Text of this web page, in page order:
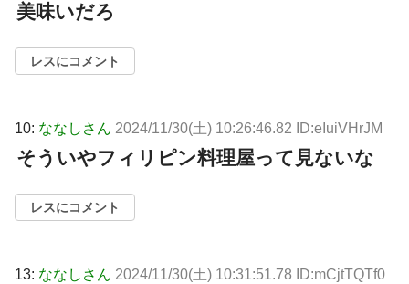
美味いだろ
レスにコメント
10: ななしさん 2024/11/30(土) 10:26:46.82 ID:eIuiVHrJM
そういやフィリピン料理屋って見ないな
レスにコメント
13: ななしさん 2024/11/30(土) 10:31:51.78 ID:mCjtTQTf0